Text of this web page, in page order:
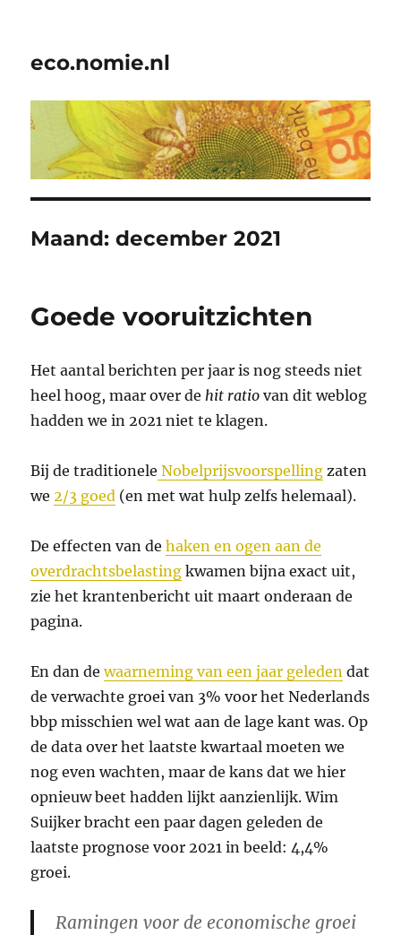
eco.nomie.nl
Maand:december 2021
Goede vooruitzichten
Het aantal berichten per jaar is nog steeds niet
heel hoog, maar over dehit ratio van dit weblog
hadden we in 2021 niet te klagen.
Bij de traditionele Nobelprijsvoorspelling zaten
we2/3 goed (en met wat hulp zelfs helemaal).
De effecten van dehaken en ogen aan de
overdrachtsbelasting kwamen bijna exact uit,
zie het krantenbericht uit maart onderaan de
pagina.
En dan dewaarneming van een jaar geleden dat
de verwachte groei van 3% voor het Nederlands
bbp misschien wel wat aan de lage kant was. Op
de data over het laatste kwartaal moeten we
nog even wachten, maar de kans dat we hier
opnieuw beet hadden lijkt aanzienlijk. Wim
Suijker bracht een paar dagen geleden de
laatste prognose voor 2021 in beeld: 4,4%
groei.
Ramingen voor de economische groei